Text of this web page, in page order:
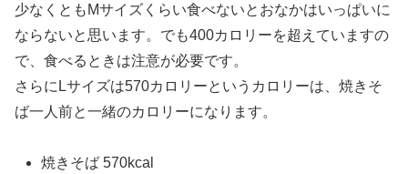
少なくともMサイズくらい食べないとおなかはいっぱいに
ならないと思います。でも400カロリーを超えていますの
で、食べるときは注意が必要です。
さらにLサイズは570カロリーというカロリーは、焼きそ
ば一人前と一緒のカロリーになります。
焼きそば 570kcal